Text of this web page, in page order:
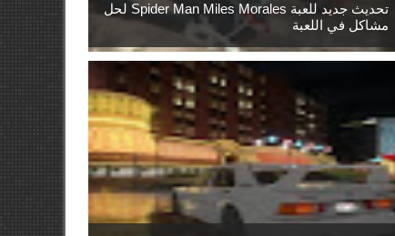
تحديث جديد للعبة Spider Man Miles Morales لحل
مشاكل في اللعبة